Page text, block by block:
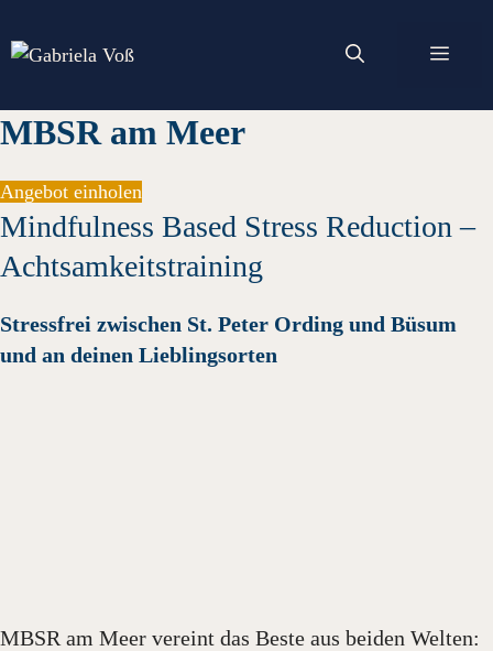
Inhalt
Menü
MBSR am Meer
Angebot einholen
Mindfulness Based Stress Reduction –
Achtsamkeitstraining
Stressfrei zwischen St. Peter Ording und Büsum
und an deinen Lieblingsorten
MBSR am Meer vereint das Beste aus beiden Welten: